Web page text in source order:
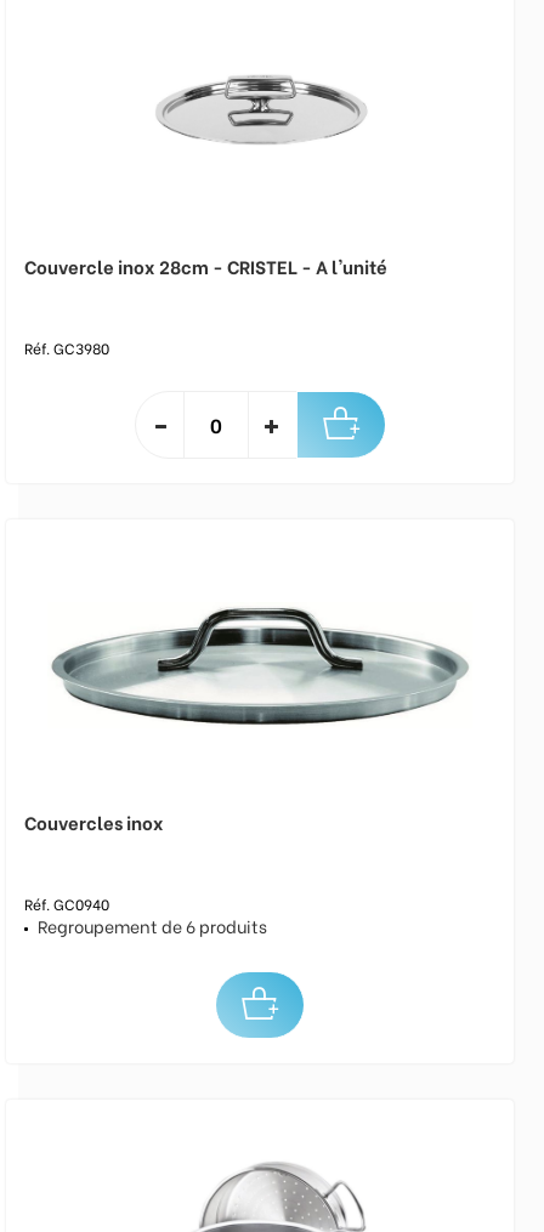
Couvercle inox 28cm - CRISTEL - A l'unité
Réf. GC3980
Couvercles inox
Réf. GC0940
Regroupement de 6 produits